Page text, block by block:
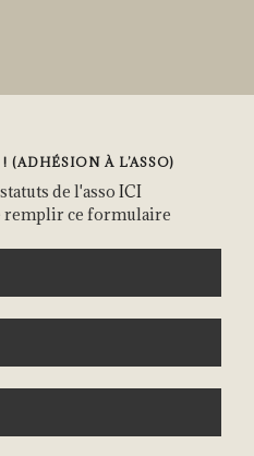
(ADHÉSION À L’ASSO)
de l'asso ICI
remplir ce formulaire